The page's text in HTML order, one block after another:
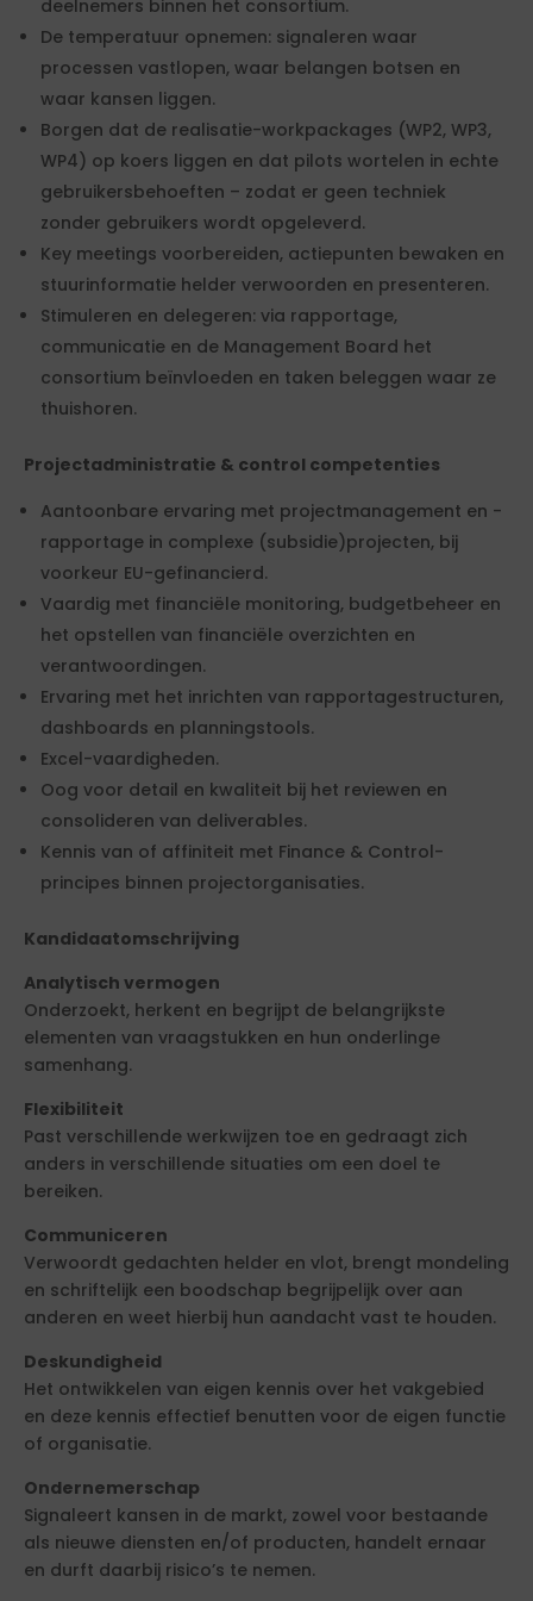
deelnemers binnen het consortium.
De temperatuur opnemen: signaleren waar
processen vastlopen, waar belangen botsen en
waar kansen liggen.
Borgen dat de realisatie-workpackages (WP2, WP3,
WP4) op koers liggen en dat pilots wortelen in echte
gebruikersbehoeften – zodat er geen techniek
zonder gebruikers wordt opgeleverd.
Key meetings voorbereiden, actiepunten bewaken en
stuurinformatie helder verwoorden en presenteren.
Stimuleren en delegeren: via rapportage,
communicatie en de Management Board het
consortium beïnvloeden en taken beleggen waar ze
thuishoren.
Projectadministratie & control competenties
Aantoonbare ervaring met projectmanagement en -
rapportage in complexe (subsidie)projecten, bij
voorkeur EU-gefinancierd.
Vaardig met financiële monitoring, budgetbeheer en
het opstellen van financiële overzichten en
verantwoordingen.
Ervaring met het inrichten van rapportagestructuren,
dashboards en planningstools.
Excel-vaardigheden.
Oog voor detail en kwaliteit bij het reviewen en
consolideren van deliverables.
Kennis van of affiniteit met Finance & Control-
principes binnen projectorganisaties.
Kandidaatomschrijving
Analytisch vermogen
Onderzoekt, herkent en begrijpt de belangrijkste
elementen van vraagstukken en hun onderlinge
samenhang.
Flexibiliteit
Past verschillende werkwijzen toe en gedraagt zich
anders in verschillende situaties om een doel te
bereiken.
Communiceren
Verwoordt gedachten helder en vlot, brengt mondeling
en schriftelijk een boodschap begrijpelijk over aan
anderen en weet hierbij hun aandacht vast te houden.
Deskundigheid
Het ontwikkelen van eigen kennis over het vakgebied
en deze kennis effectief benutten voor de eigen functie
of organisatie.
Ondernemerschap
Signaleert kansen in de markt, zowel voor bestaande
als nieuwe diensten en/of producten, handelt ernaar
en durft daarbij risico’s te nemen.